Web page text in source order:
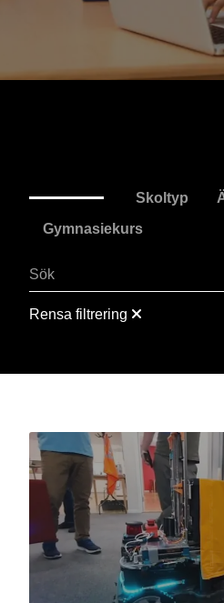
Rensa filtrering